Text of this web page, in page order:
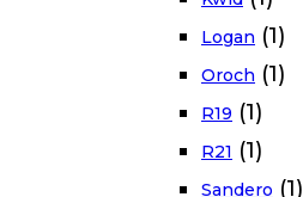
Logan (1)
Oroch (1)
R19 (1)
R21 (1)
Sandero (1)